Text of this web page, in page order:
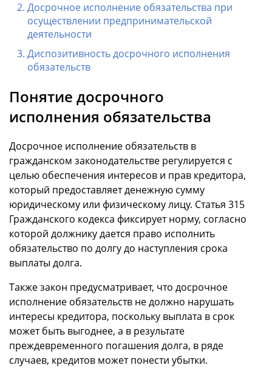
Досрочное исполнение обязательства при
осуществлении предпринимательской
деятельности
Диспозитивность досрочного исполнения
обязательств
Понятие досрочного
исполнения обязательства
Досрочное исполнение обязательств в
гражданском законодательстве регулируется с
целью обеспечения интересов и прав кредитора,
который предоставляет денежную сумму
юридическому или физическому лицу. Статья 315
Гражданского кодекса фиксирует норму, согласно
которой должнику дается право исполнить
обязательство по долгу до наступления срока
выплаты долга.
Также закон предусматривает, что досрочное
исполнение обязательств не должно нарушать
интересы кредитора, поскольку выплата в срок
может быть выгоднее, а в результате
преждевременного погашения долга, в ряде
случаев, кредитов может понести убытки.